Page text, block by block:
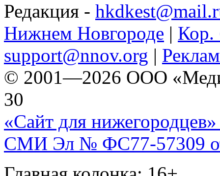
Редакция -
Нижнем Новгороде | Кор.
support@nnov.org |
© 2001—2026 ООО
30
«Сайт для нижегородцев»
СМИ Эл № ФС77-57309